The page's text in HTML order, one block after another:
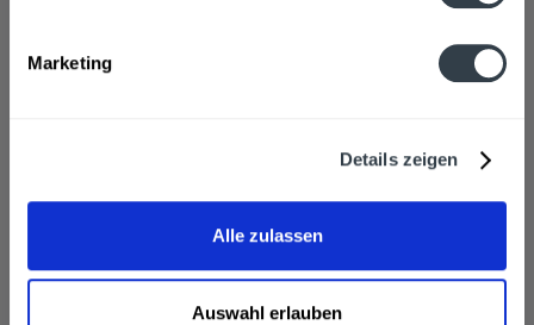
Marketing
Details zeigen
Alle zulassen
Auswahl erlauben
16,14 € *
Hinzugefügt
Liköre bei getrankedienst.com bestellen und